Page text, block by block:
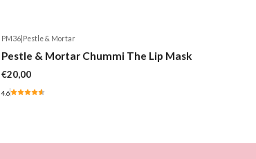
PM36| Pestle & Mortar
Pestle & Mortar Chummi The Lip Mask
€20,00
4.6